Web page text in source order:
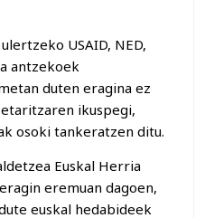
USAID, NED,
antzekoek
duten eragina ez
ikuspegi,
osoki tankeratzen ditu.
Euskal Herria
eremuan dagoen,
euskal hedabideek